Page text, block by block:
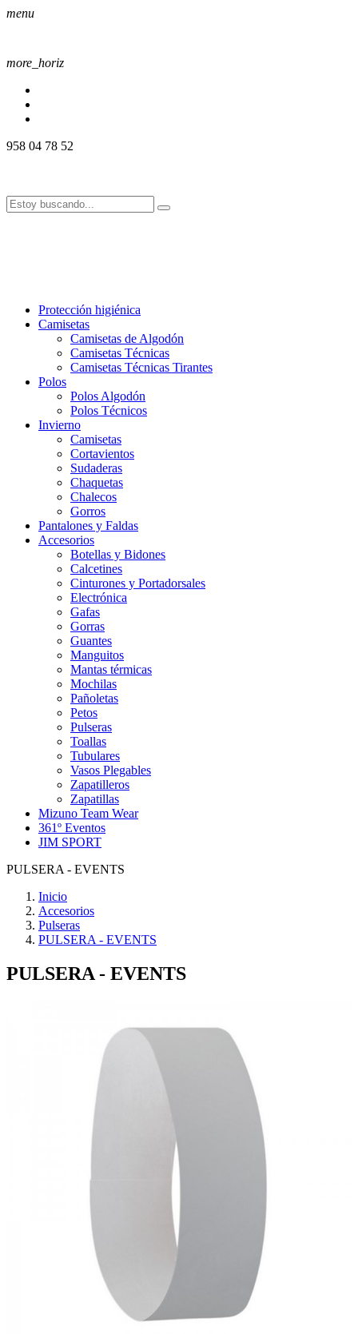
menu
more_horiz
958 04 78 52
Protección higiénica
Camisetas
Camisetas de Algodón
Camisetas Técnicas
Camisetas Técnicas Tirantes
Polos
Polos Algodón
Polos Técnicos
Invierno
Camisetas
Cortavientos
Sudaderas
Chaquetas
Chalecos
Gorros
Pantalones y Faldas
Accesorios
Botellas y Bidones
Calcetines
Cinturones y Portadorsales
Electrónica
Gafas
Gorras
Guantes
Manguitos
Mantas térmicas
Mochilas
Pañoletas
Petos
Pulseras
Toallas
Tubulares
Vasos Plegables
Zapatilleros
Zapatillas
Mizuno Team Wear
361º Eventos
JIM SPORT
PULSERA - EVENTS
Inicio
Accesorios
Pulseras
PULSERA - EVENTS
PULSERA - EVENTS